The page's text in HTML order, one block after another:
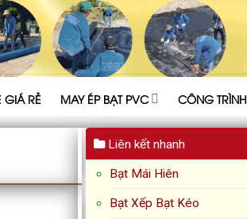
GIÁ RẺ MAY ÉP BẠT PVC CÔNG TRÌNH
Liên kết nhanh
Bạt Mái Hiên
Bạt Xếp Bạt Kéo